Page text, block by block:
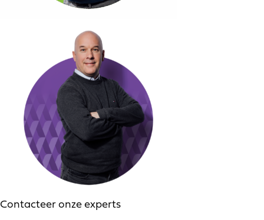
Contacteer onze experts